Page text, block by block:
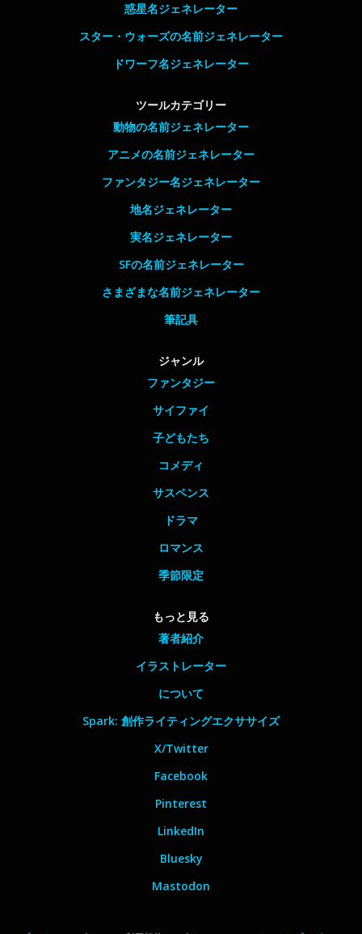
惑星名ジェネレーター
スター・ウォーズの名前ジェネレーター
ドワーフ名ジェネレーター
ツールカテゴリー
動物の名前ジェネレーター
アニメの名前ジェネレーター
ファンタジー名ジェネレーター
地名ジェネレーター
実名ジェネレーター
SFの名前ジェネレーター
さまざまな名前ジェネレーター
筆記具
ジャンル
ファンタジー
サイファイ
子どもたち
コメディ
サスペンス
ドラマ
ロマンス
季節限定
もっと見る
著者紹介
イラストレーター
について
Spark: 創作ライティングエクササイズ
X/Twitter
Facebook
Pinterest
LinkedIn
Bluesky
Mastodon